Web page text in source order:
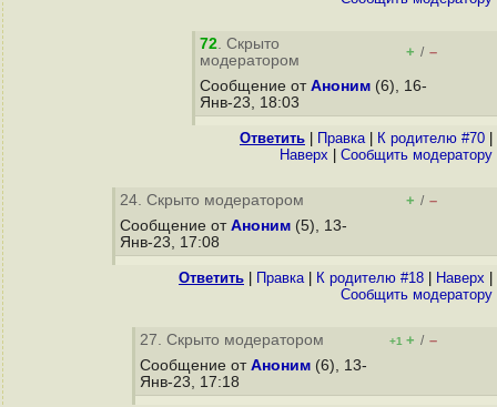
72. Скрыто
модератором
+ / –
Сообщение от Аноним (6), 16-
Янв-23, 18:03
Ответить Правка| К родителю #70
Наверх
Cообщить модератору
24. Скрыто модератором + / –
Сообщение от Аноним (5), 13-
Янв-23, 17:08
Ответить Правка| К родителю #18 Наверх
Cообщить модератору
27. Скрыто модератором +1 + / –
Сообщение от Аноним (6), 13-
Янв-23, 17:18